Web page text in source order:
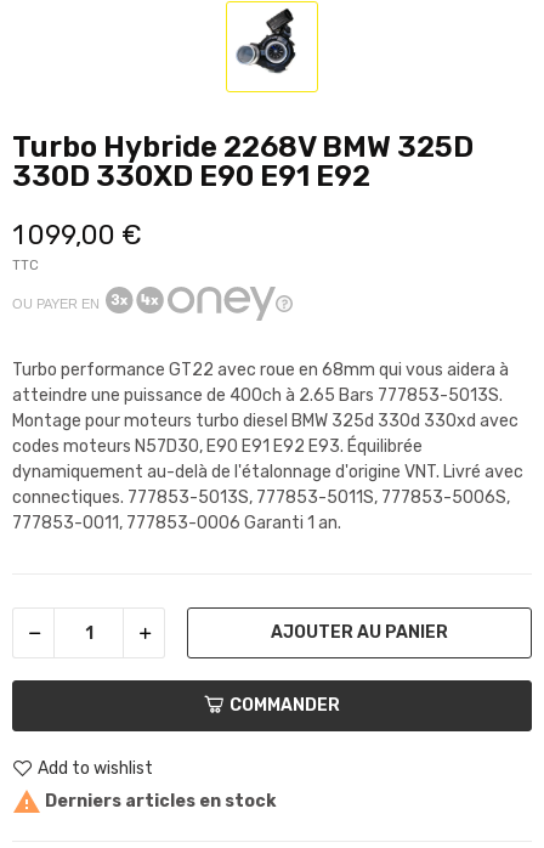
Turbo Hybride 2268V BMW 325D
330D 330XD E90 E91 E92
1 099,00 €
TTC
OU PAYER EN
Turbo performance GT22 avec roue en 68mm qui vous aidera à
atteindre une puissance de 400ch à 2.65 Bars 777853-5013S.
Montage pour moteurs turbo diesel BMW 325d 330d 330xd avec
codes moteurs N57D30, E90 E91 E92 E93. Équilibrée
dynamiquement au-delà de l'étalonnage d'origine VNT. Livré avec
connectiques. 777853-5013S, 777853-5011S, 777853-5006S,
777853-0011, 777853-0006 Garanti 1 an.
AJOUTER AU PANIER
COMMANDER
Add to wishlist
 Derniers articles en stock